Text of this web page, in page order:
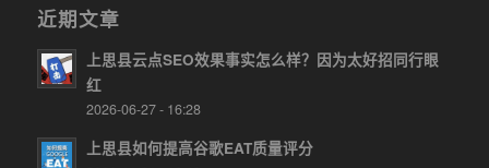
近期文章
上思县云点SEO效果事实怎么样？因为太好招同行眼
红
2026-06-27 - 16:28
上思县如何提高谷歌EAT质量评分